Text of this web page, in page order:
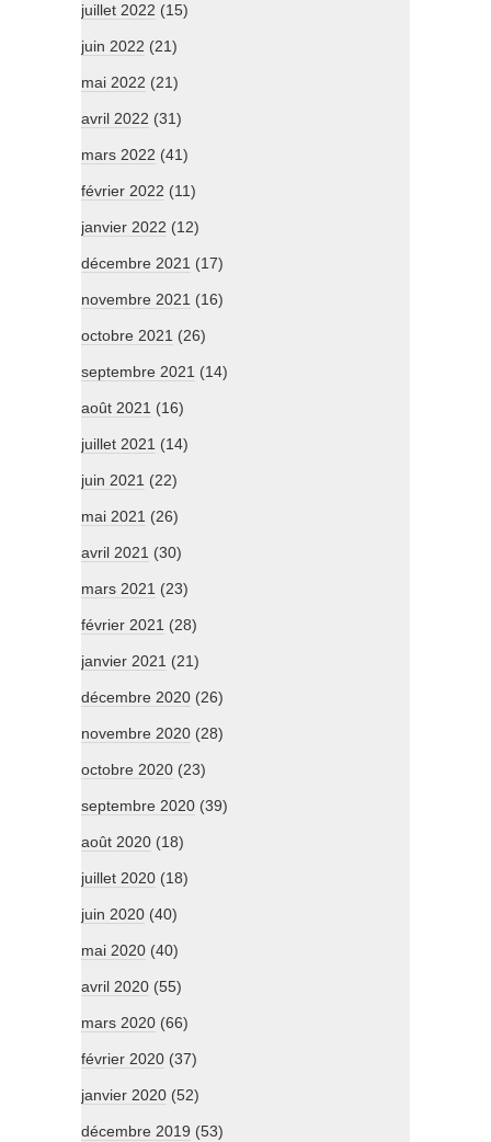
juillet 2022 (15)
juin 2022 (21)
mai 2022 (21)
avril 2022 (31)
mars 2022 (41)
février 2022 (11)
janvier 2022 (12)
décembre 2021 (17)
novembre 2021 (16)
octobre 2021 (26)
septembre 2021 (14)
août 2021 (16)
juillet 2021 (14)
juin 2021 (22)
mai 2021 (26)
avril 2021 (30)
mars 2021 (23)
février 2021 (28)
janvier 2021 (21)
décembre 2020 (26)
novembre 2020 (28)
octobre 2020 (23)
septembre 2020 (39)
août 2020 (18)
juillet 2020 (18)
juin 2020 (40)
mai 2020 (40)
avril 2020 (55)
mars 2020 (66)
février 2020 (37)
janvier 2020 (52)
décembre 2019 (53)